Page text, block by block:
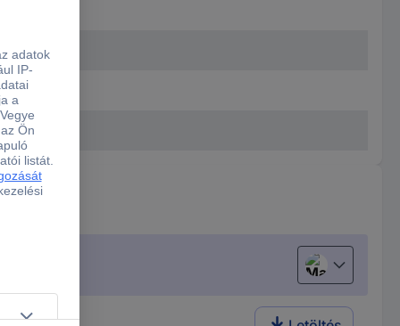
Magyar